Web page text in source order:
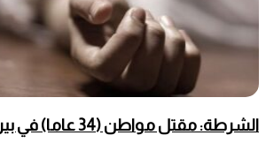
الشرطة: مقتل مواطن (34 عاما) في بيرزيت شمال رام الله